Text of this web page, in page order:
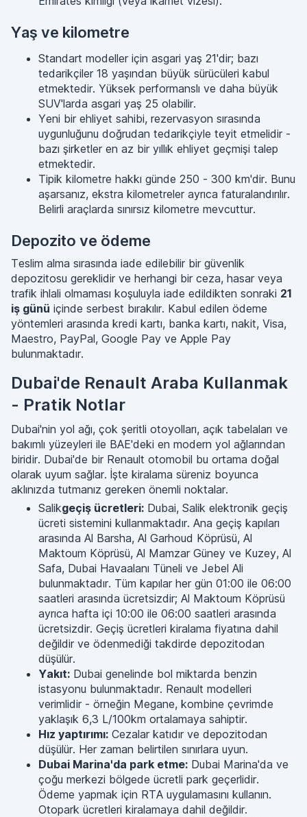
Yaş ve kilometre
Standart modeller için asgari yaş 21'dir; bazı
tedarikçiler 18 yaşından büyük sürücüleri kabul
etmektedir. Yüksek performanslı ve daha büyük
SUV'larda asgari yaş 25 olabilir.
Yeni bir ehliyet sahibi, rezervasyon sırasında
uygunluğunu doğrudan tedarikçiyle teyit etmelidir -
bazı şirketler en az bir yıllık ehliyet geçmişi talep
etmektedir.
Tipik kilometre hakkı günde 250 - 300 km'dir. Bunu
aşarsanız, ekstra kilometreler ayrıca faturalandırılır.
Belirli araçlarda sınırsız kilometre mevcuttur.
Depozito ve ödeme
Teslim alma sırasında iade edilebilir bir güvenlik
depozitosu gereklidir ve herhangi bir ceza, hasar veya
trafik ihlali olmaması koşuluyla iade edildikten sonraki 21
iş günü içinde serbest bırakılır. Kabul edilen ödeme
yöntemleri arasında kredi kartı, banka kartı, nakit, Visa,
Maestro, PayPal, Google Pay ve Apple Pay
bulunmaktadır.
Dubai'de Renault Araba Kullanmak
- Pratik Notlar
Dubai'nin yol ağı, çok şeritli otoyolları, açık tabelaları ve
bakımlı yüzeyleri ile BAE'deki en modern yol ağlarından
biridir. Dubai'de bir Renault otomobil bu ortama doğal
olarak uyum sağlar. İşte kiralama süreniz boyunca
aklınızda tutmanız gereken önemli noktalar.
Salikgeçiş ücretleri: Dubai, Salik elektronik geçiş
ücreti sistemini kullanmaktadır. Ana geçiş kapıları
arasında Al Barsha, Al Garhoud Köprüsü, Al
Maktoum Köprüsü, Al Mamzar Güney ve Kuzey, Al
Safa, Dubai Havaalanı Tüneli ve Jebel Ali
bulunmaktadır. Tüm kapılar her gün 01:00 ile 06:00
saatleri arasında ücretsizdir; Al Maktoum Köprüsü
ayrıca hafta içi 10:00 ile 06:00 saatleri arasında
ücretsizdir. Geçiş ücretleri kiralama fiyatına dahil
değildir ve ödenmediği takdirde depozitodan
düşülür.
Yakıt: Dubai genelinde bol miktarda benzin
istasyonu bulunmaktadır. Renault modelleri
verimlidir - örneğin Megane, kombine çevrimde
yaklaşık 6,3 L/100km ortalamaya sahiptir.
Hız yaptırımı: Cezalar katıdır ve depozitodan
düşülür. Her zaman belirtilen sınırlara uyun.
Dubai Marina'da park etme: Dubai Marina'da ve
çoğu merkezi bölgede ücretli park geçerlidir.
Ödeme yapmak için RTA uygulamasını kullanın.
Otopark ücretleri kiralamaya dahil değildir.